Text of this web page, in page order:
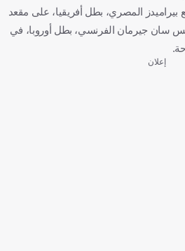
بيراميدز المصري، بطل أفريقيا، على مقعد
سان جيرمان الفرنسي، بطل أوروبا، في
إعلان